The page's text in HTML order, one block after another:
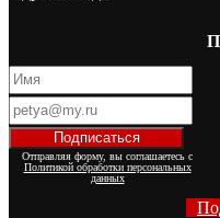
Отправляя форму, вы соглашаетесь с
Политикой обработки персональных
данных